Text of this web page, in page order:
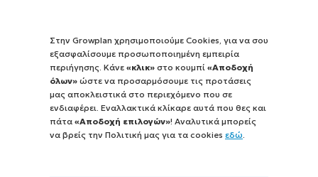
Στην Growplan χρησιμοποιούμε Cookies, για να σου
εξασφαλίσουμε προσωποποιημένη εμπειρία
περιήγησης. Κάνε «κλικ» στο κουμπί «Αποδοχή
όλων» ώστε να προσαρμόσουμε τις προτάσεις
μας αποκλειστικά στο περιεχόμενο που σε
ενδιαφέρει. Εναλλακτικά κλίκαρε αυτά που θες και
πάτα «Αποδοχή επιλογών»! Αναλυτικά μπορείς
να βρείς την Πολιτική μας για τα cookies εδώ
ΜΕΤΑΠΟΊΗΣΗ ΑΓΡΟΤΙΚΏΝ
ΠΡΟΪΌΝΤΩΝ;
25 ΑΠΡΙΛΙΟΥ 2024
ΜΟΝΆΔΕΣ ΕΠΕΞΕΡΓΑΣΊΑΣ
ΒΡΏΣΙΜΗΣ ΕΛΙΆΣ -